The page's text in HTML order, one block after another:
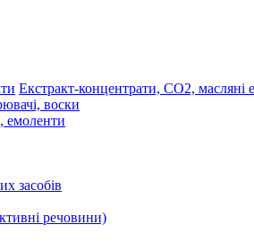
Екстракт-концентрати, СО2, масляні
воски
емоленти
засобів
речовини)